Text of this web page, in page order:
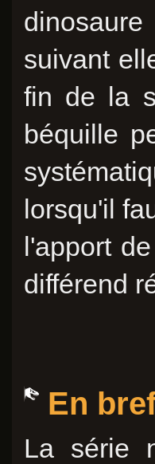
suivant
fin de la
béquille
lorsqu'il
l'apport
différend
En
La série